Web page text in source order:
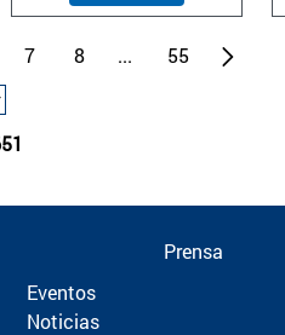
7 8 ... 55
Prensa
Eventos
Noticias